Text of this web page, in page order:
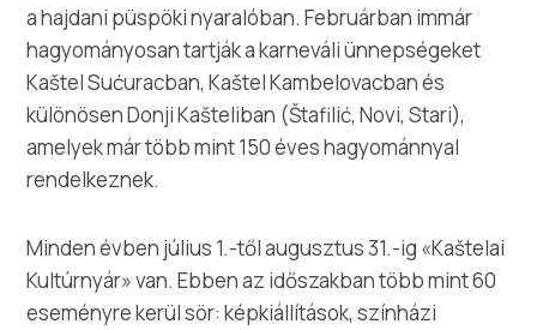
a hajdani püspöki nyaralóban. Februárban immár
hagyományosan tartják a karneváli ünnepségeket
Kaštel Sućuracban, Kaštel Kambelovacban és
különösen Donji Kašteliban (Štafilić, Novi, Stari),
amelyek már több mint 150 éves hagyománnyal
rendelkeznek.
Minden évben július 1.-től augusztus 31.-ig «Kaštelai
Kultúrnyár» van. Ebben az időszakban több mint 60
eseményre kerül sör: képkiállítások, színházi